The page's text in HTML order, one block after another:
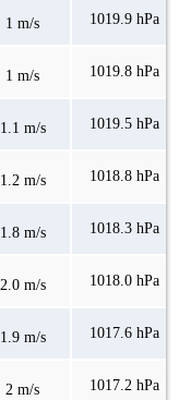
1 m/s 1019.9 hPa
1 m/s 1019.8 hPa
1.1 m/s 1019.5 hPa
1.2 m/s 1018.8 hPa
1.8 m/s 1018.3 hPa
2.0 m/s 1018.0 hPa
1.9 m/s 1017.6 hPa
2 m/s 1017.2 hPa